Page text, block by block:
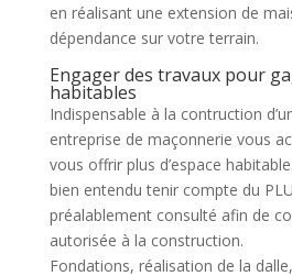
en réalisant une extension de
dépendance sur votre terrain.
Engager des travaux pour
habitables
Indispensable à la contruction
entreprise de maçonnerie vous
vous offrir plus d’espace
bien entendu tenir compte du
préalablement consulté afin de
autorisée à la construction.
Fondations, réalisation de la